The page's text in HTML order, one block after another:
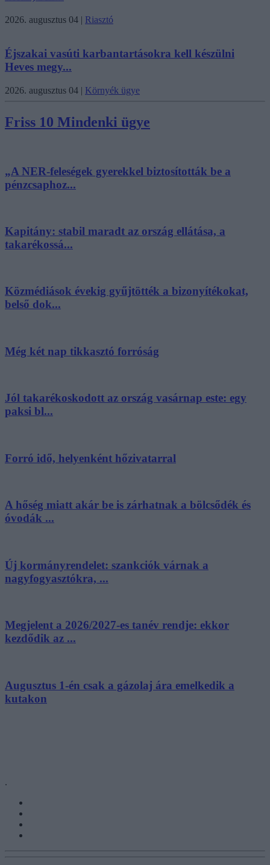
2026. augusztus 04 | Riasztó
Éjszakai vasúti karbantartásokra kell készülni
Heves megy...
2026. augusztus 04 | Környék ügye
Friss 10 Mindenki ügye
„A NER-feleségek gyerekkel biztosították be a
pénzcsaphoz...
Kapitány: stabil maradt az ország ellátása, a
takarékossá...
Közmédiások évekig gyűjtötték a bizonyítékokat,
belső dok...
Még két nap tikkasztó forróság
Jól takarékoskodott az ország vasárnap este: egy
paksi bl...
Forró idő, helyenként hőzivatarral
A hőség miatt akár be is zárhatnak a bölcsődék és
óvodák ...
Új kormányrendelet: szankciók várnak a
nagyfogyasztókra, ...
Megjelent a 2026/2027-es tanév rendje: ekkor
kezdődik az ...
Augusztus 1-én csak a gázolaj ára emelkedik a
kutakon
.